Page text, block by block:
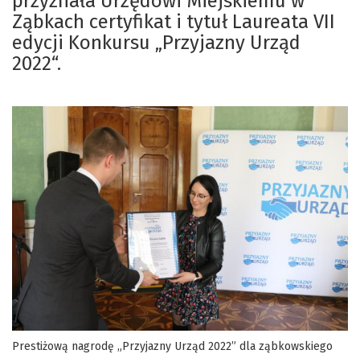
Ząbkach certyfikat i tytuł Laureata VII
edycji Konkursu „Przyjazny Urząd
2022“.
Prestiżową nagrodę „Przyjazny Urząd 2022” dla ząbkowskiego